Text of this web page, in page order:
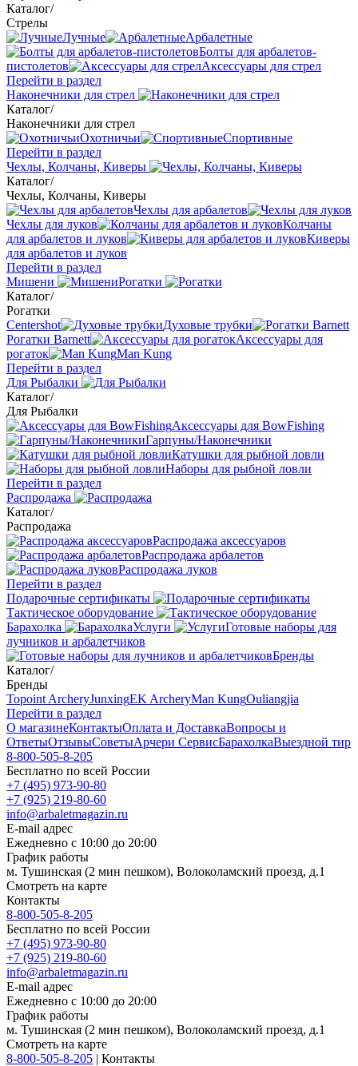
Каталог/
Стрелы
Лучные
Арбалетные
Болты для арбалетов-
пистолетов
Аксессуары для стрел
Перейти в раздел
Наконечники для стрел
Каталог/
Наконечники для стрел
Охотничьи
Спортивные
Перейти в раздел
Чехлы, Колчаны, Киверы
Каталог/
Чехлы, Колчаны, Киверы
Чехлы для арбалетов
Чехлы для луков
Колчаны
для арбалетов и луков
Киверы
для арбалетов и луков
Перейти в раздел
Мишени
Рогатки
Каталог/
Рогатки
Centershot
Духовые трубки
Рогатки Barnett
Аксессуары для
рогаток
Man Kung
Перейти в раздел
Для Рыбалки
Каталог/
Для Рыбалки
Аксессуары для BowFishing
Гарпуны/Наконечники
Катушки для рыбной ловли
Наборы для рыбной ловли
Перейти в раздел
Распродажа
Каталог/
Распродажа
Распродажа аксессуаров
Распродажа арбалетов
Распродажа луков
Перейти в раздел
Подарочные сертификаты
Тактическое оборудование
Барахолка
Услуги
Готовые наборы для
лучников и арбалетчиков
Бренды
Каталог/
Бренды
Topoint ArcheryJunxingEK ArcheryMan KungOuliangjia
Перейти в раздел
О магазинеКонтактыОплата и ДоставкаВопросы и
ОтветыОтзывыСоветыАрчери СервисБарахолкаВыездной тир
8-800-505-8-205
Бесплатно по всей России
+7 (495) 973-90-80
+7 (925) 219-80-60
info@arbaletmagazin.ru
E-mail адрес
Ежедневно с 10:00 до 20:00
График работы
м. Тушинская (2 мин пешком), Волоколамский проезд, д.1
Смотреть на карте
Контакты
8-800-505-8-205
Бесплатно по всей России
+7 (495) 973-90-80
+7 (925) 219-80-60
info@arbaletmagazin.ru
E-mail адрес
Ежедневно с 10:00 до 20:00
График работы
м. Тушинская (2 мин пешком), Волоколамский проезд, д.1
Смотреть на карте
8-800-505-8-205 | Контакты